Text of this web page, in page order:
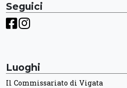
Seguici
Luoghi
Il Commissariato di Vigata